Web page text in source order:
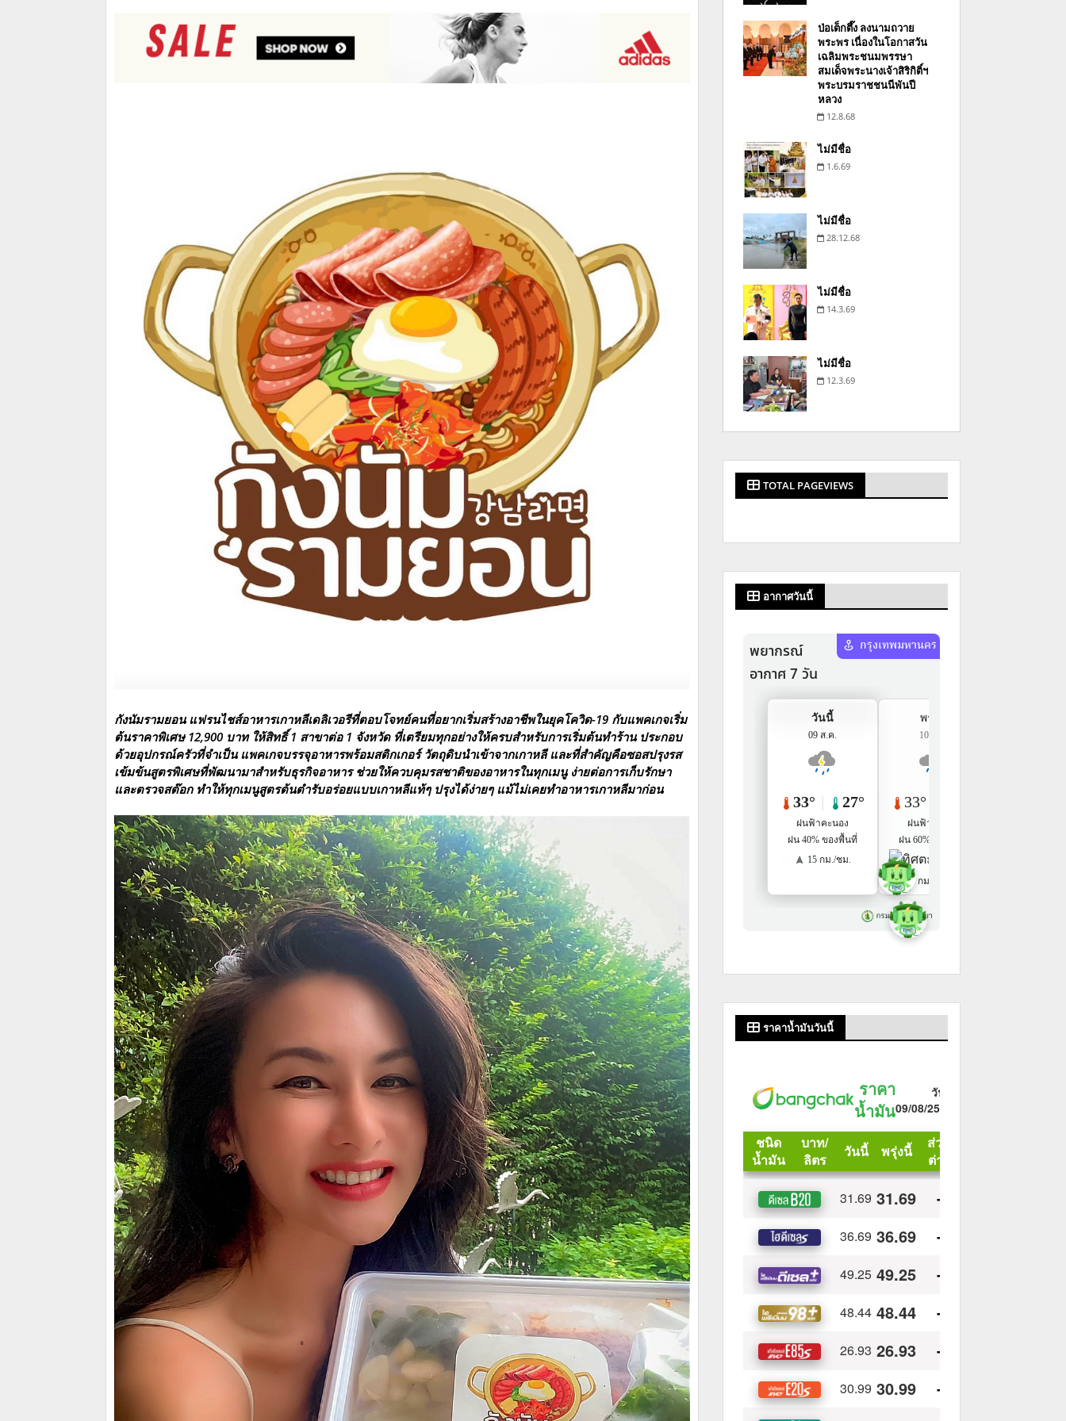
กังนัมรามยอน แฟรนไชส์อาหารเกาหลีเดลิเวอรีที่ตอบโจทย์คนที่อยากเริ่มสร้างอาชีพในยุคโควิด-19 กับแพคเกจเริ่ม
ต้นราคาพิเศษ 12,900 บาท ให้สิทธิ์ 1 สาขาต่อ 1 จังหวัด ที่เตรียมทุกอย่างให้ครบสำหรับการเริ่มต้นทำร้าน ประกอบ
ด้วยอุปกรณ์ครัวที่จำเป็น แพคเกจบรรจุอาหารพร้อมสติกเกอร์ วัตถุดิบนำเข้าจากเกาหลี และที่สำคัญคือซอสปรุงรส
เข้มข้นสูตรพิเศษที่พัฒนามาสำหรับธุรกิจอาหาร ช่วยให้ควบคุมรสชาติของอาหารในทุกเมนู ง่ายต่อการเก็บรักษา
และตรวจสต๊อก ทำให้ทุกเมนูสูตรต้นตำรับอร่อยแบบเกาหลีแท้ๆ ปรุงได้ง่ายๆ แม้ไม่เคยทำอาหารเกาหลีมาก่อน
ป่อเต็กตึ๊ง ลงนามถวาย
พระพร เนื่องในโอกาสวัน
เฉลิมพระชนมพรรษา
สมเด็จพระนางเจ้าสิริกิติ์ฯ
พระบรมราชชนนีพันปี
หลวง
12.8.68
ไม่มีชื่อ
1.6.69
ไม่มีชื่อ
28.12.68
ไม่มีชื่อ
14.3.69
ไม่มีชื่อ
12.3.69
TOTAL PAGEVIEWS
อากาศวันนี้
ราคาน้ำมันวันนี้